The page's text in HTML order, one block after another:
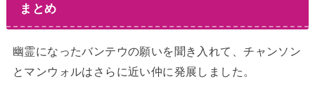
まとめ
幽霊になったバンテウの願いを聞き入れて、チャンソン
とマンウォルはさらに近い仲に発展しました。